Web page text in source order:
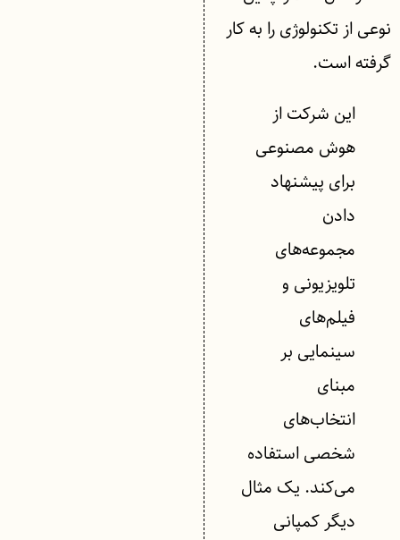
نوعی از تکنولوژی را به کار
گرفته است.
این شرکت از
هوش مصنوعی
برای پیشنهاد
دادن
مجموعه‌های
تلویزیونی و
فیلم‌های
سینمایی بر
مبنای
انتخاب‌های
شخصی استفاده
می‌کند. یک مثال
دیگر کمپانی